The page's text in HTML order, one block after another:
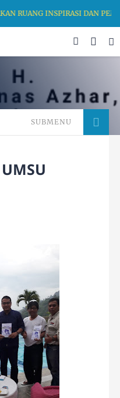
INSPIRASI DAN
SUBMENU